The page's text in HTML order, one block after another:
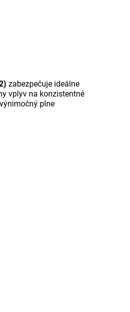
zabezpečuje ideálne
vplyv na konzistentné
plne